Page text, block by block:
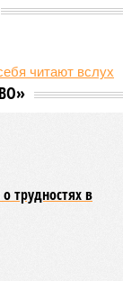
леса» пайщики ЖК
Group начала
и
–
на Люблинской
компаний-